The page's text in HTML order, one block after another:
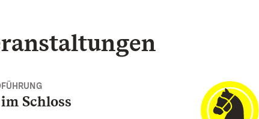
Schloss